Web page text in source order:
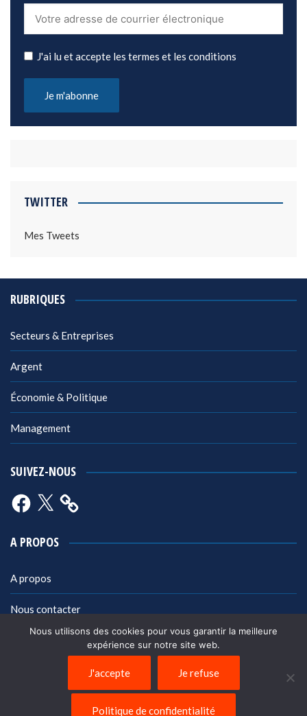
J'ai lu et accepte les termes et les conditions
TWITTER
Mes Tweets
RUBRIQUES
Secteurs & Entreprises
Argent
Économie & Politique
Management
SUIVEZ-NOUS
Facebook
X
A PROPOS
A propos
Nous contacter
Politique de confidentialité
Nous utilisons des cookies pour vous garantir la meilleure
expérience sur notre site web.
J'accepte Je refuse
Politique de confidentialité